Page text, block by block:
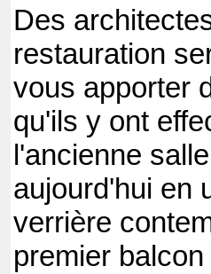
Des
restauration
vous apporter
qu'ils y ont
l'ancienne
aujourd'hui en
verrière
premier